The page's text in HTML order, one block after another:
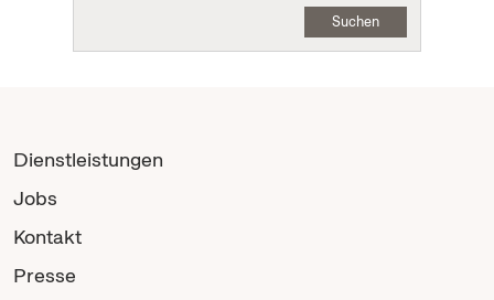
Suchen
Dienstleistungen
Jobs
Kontakt
Presse